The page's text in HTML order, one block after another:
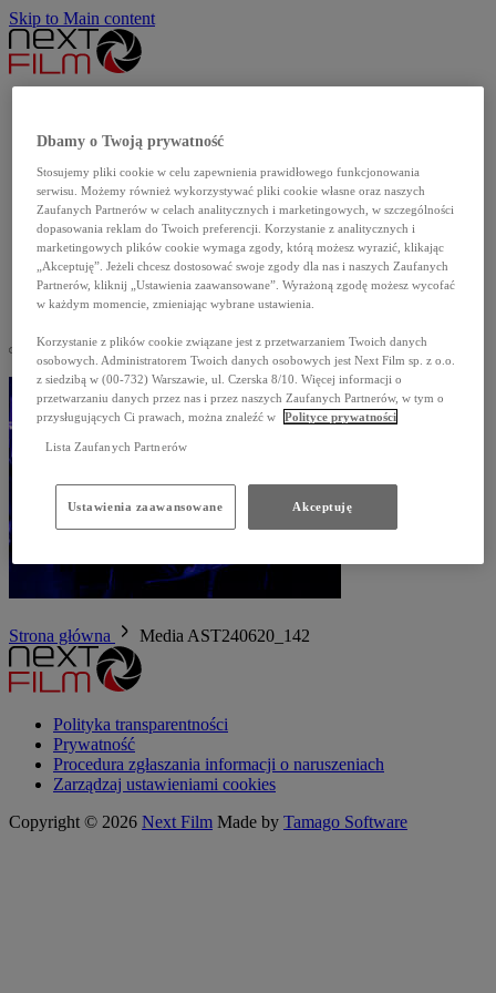
Skip to Main content
Produkcje własne
Dla szkół
Dla mediów
O nas
Kontakt
English
Strona główna Media AST240620_142
Polityka transparentności
Prywatność
Procedura zgłaszania informacji o naruszeniach
Zarządzaj ustawieniami cookies
Copyright © 2026 Next Film Made by Tamago Software
Dbamy o Twoją prywatność
Stosujemy pliki cookie w celu zapewnienia prawidłowego funkcjonowania
serwisu. Możemy również wykorzystywać pliki cookie własne oraz naszych
Zaufanych Partnerów w celach analitycznych i marketingowych, w szczególności
dopasowania reklam do Twoich preferencji. Korzystanie z analitycznych i
marketingowych plików cookie wymaga zgody, którą możesz wyrazić, klikając
„Akceptuję”. Jeżeli chcesz dostosować swoje zgody dla nas i naszych Zaufanych
Partnerów, kliknij „Ustawienia zaawansowane”. Wyrażoną zgodę możesz wycofać
w każdym momencie, zmieniając wybrane ustawienia.
Korzystanie z plików cookie związane jest z przetwarzaniem Twoich danych
osobowych. Administratorem Twoich danych osobowych jest Next Film sp. z o.o.
z siedzibą w (00-732) Warszawie, ul. Czerska 8/10. Więcej informacji o
przetwarzaniu danych przez nas i przez naszych Zaufanych Partnerów, w tym o
przysługujących Ci prawach, można znaleźć w
Polityce prywatności
Lista Zaufanych Partnerów
Ustawienia zaawansowane Akceptuję